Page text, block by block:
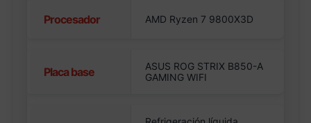
Procesador AMD Ryzen 7 9800X3D
Placa base
ASUS ROG STRIX B850-A
GAMING WIFI